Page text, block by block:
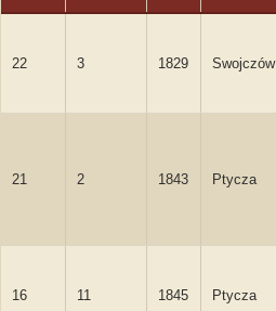
22 3 1829 Swojczów
21 2 1843 Ptycza
16 11 1845 Ptycza